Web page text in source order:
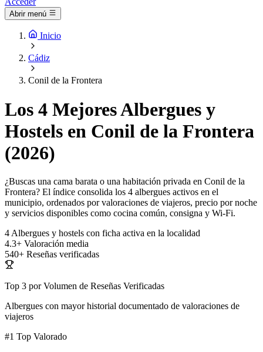
Abrir menú
Inicio
Cádiz
Conil de la Frontera
Los 4 Mejores Albergues y
Hostels en Conil de la Frontera
(2026)
¿Buscas una cama barata o una habitación privada en Conil de la
Frontera? El índice consolida los 4 albergues activos en el
municipio, ordenados por valoraciones de viajeros, precio por noche
y servicios disponibles como cocina común, consigna y Wi-Fi.
4 Albergues y hostels con ficha activa en la localidad
4.3+ Valoración media
540+ Reseñas verificadas
Top 3 por Volumen de Reseñas Verificadas
Albergues con mayor historial documentado de valoraciones de
viajeros
#1 Top Valorado